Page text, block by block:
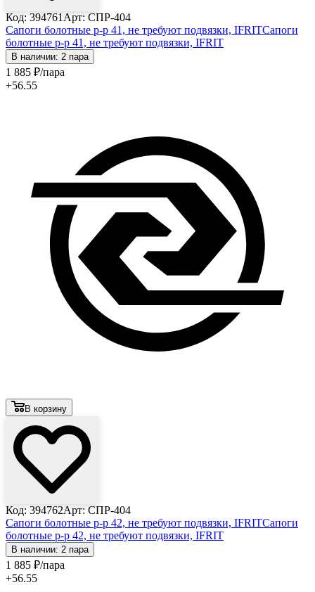
Код: 394761 Арт: СПР-404
Сапоги болотные р-р 41, не требуют подвязки, IFRITСапоги
болотные р-р 41, не требуют подвязки, IFRIT
В наличии: 2 пара
1 885 ₽/пара
+56.55
В корзину
Код: 394762Арт: СПР-404
Сапоги болотные р-р 42, не требуют подвязки, IFRITСапоги
болотные р-р 42, не требуют подвязки, IFRIT
В наличии: 2 пара
1 885 ₽/пара
+56.55